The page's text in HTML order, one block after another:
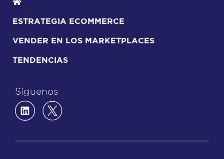
ESTRATEGIA ECOMMERCE
VENDER EN LOS MARKETPLACES
TENDENCIAS
Síguenos